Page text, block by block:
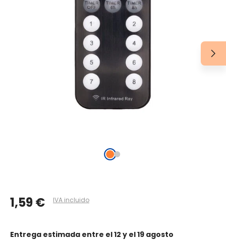
1,59 € IVA incluido
Entrega estimada entre el 12 y el 19 agosto